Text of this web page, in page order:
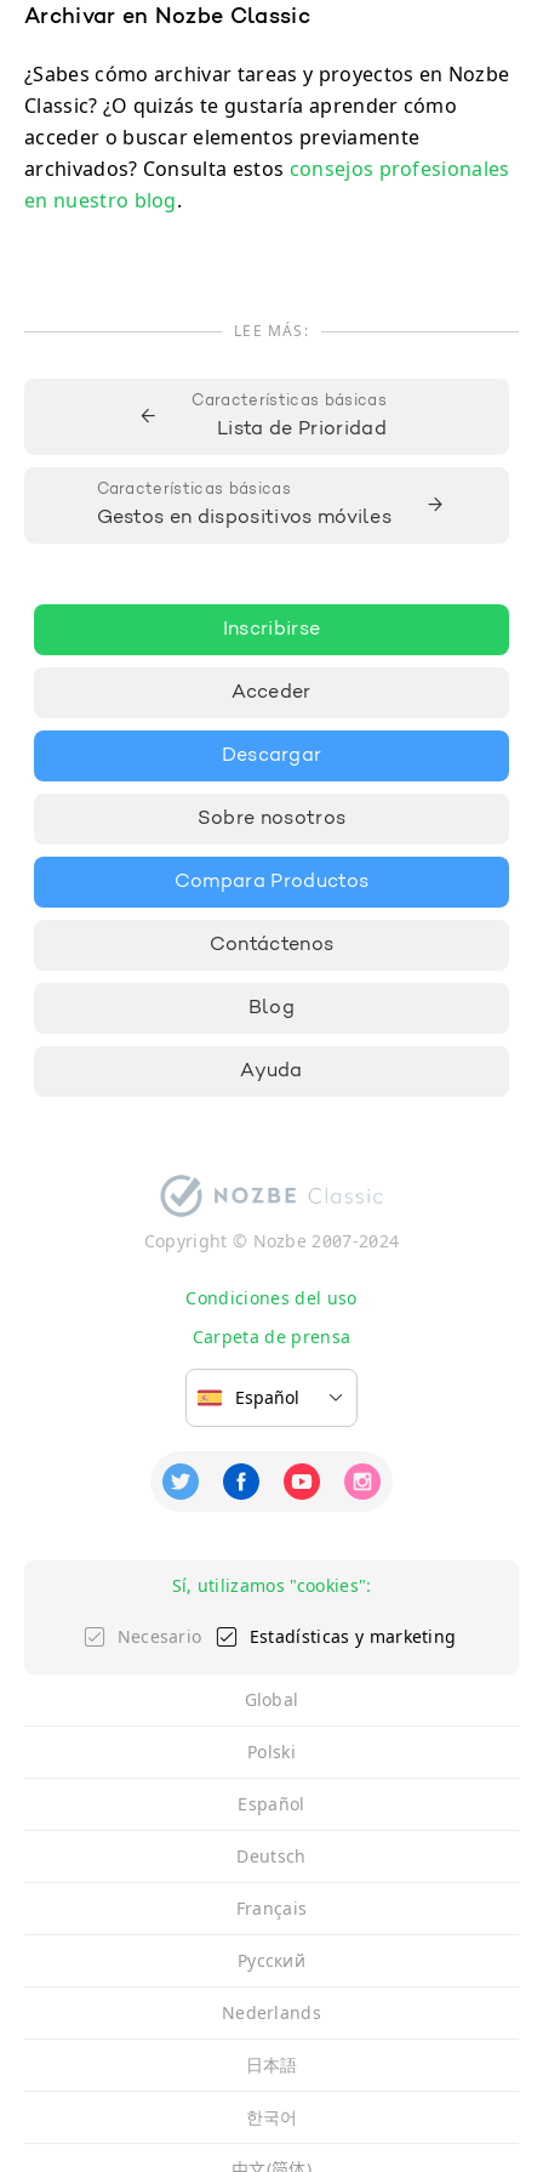
Archivar en Nozbe Classic
¿Sabes cómo archivar tareas y proyectos en Nozbe
Classic? ¿O quizás te gustaría aprender cómo
acceder o buscar elementos previamente
archivados? Consulta estos consejos profesionales
en nuestro blog.
LEE MÁS:
←
Características básicas
Lista de Prioridad
Características básicas
Gestos en dispositivos móviles
→
Inscribirse
Acceder
Descargar
Sobre nosotros
Compara Productos
Contáctenos
Blog
Ayuda
Copyright © Nozbe 2007-2024
Condiciones del uso
Carpeta de prensa
Sí, utilizamos "cookies":
Necesario Estadísticas y marketing
Global
Polski
Español
Deutsch
Français
Pусский
Nederlands
日本語
한국어